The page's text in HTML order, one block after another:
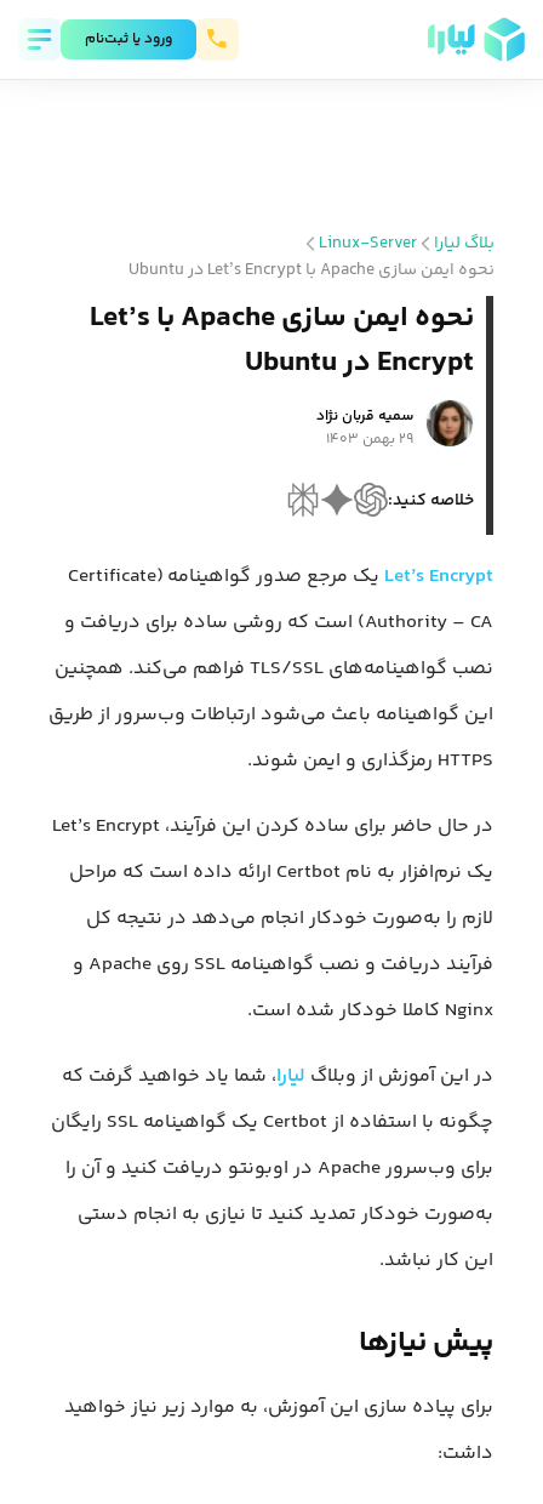
ورود يا ثبت‌نام
بلاگ لیارا
Linux-Server
نحوه ایمن سازی Apache با Let’s Encrypt در Ubuntu
نحوه ایمن سازی Apache با Let’s
Encrypt در Ubuntu
سمیه قربان نژاد
۲۹ بهمن ۱۴۰۳
خلاصه کنید:
Let’s Encrypt
یک مرجع صدور گواهینامه (Certificate
Authority – CA) است که روشی ساده برای دریافت و
نصب گواهینامه‌های TLS/SSL فراهم می‌کند. همچنین
این گواهینامه‌ باعث می‌شود ارتباطات وب‌سرور از طریق
HTTPS رمزگذاری و ایمن شوند.
در حال حاضر برای ساده کردن این فرآیند، Let’s Encrypt
یک نرم‌افزار به نام Certbot ارائه داده است که مراحل
لازم را به‌صورت خودکار انجام می‌دهد در نتیجه کل
فرآیند دریافت و نصب گواهینامه SSL روی Apache و
Nginx کاملا خودکار شده است.
در این آموزش از وبلاگ لیارا، شما یاد خواهید گرفت که
چگونه با استفاده از Certbot یک گواهینامه SSL رایگان
برای وب‌سرور Apache در اوبونتو دریافت کنید و آن را
به‌صورت خودکار تمدید کنید تا نیازی به انجام دستی
این کار نباشد.
پیش نیازها
برای پیاده سازی این آموزش، به موارد زیر نیاز خواهید
داشت: